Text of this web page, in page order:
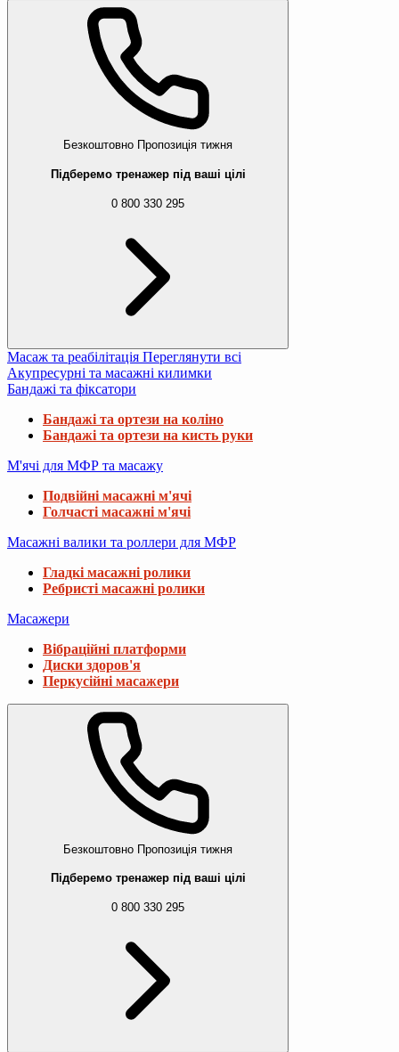
Безкоштовно Пропозиція тижня
Підберемо тренажер під ваші цілі
0 800 330 295
Масаж та реабілітація Переглянути всі
Акупресурні та масажні килимки
Бандажі та фіксатори
Бандажі та ортези на коліно
Бандажі та ортези на кисть руки
М'ячі для МФР та масажу
Подвійні масажні м'ячі
Голчасті масажні м'ячі
Масажні валики та роллери для МФР
Гладкі масажні ролики
Ребристі масажні ролики
Масажери
Вібраційні платформи
Диски здоров'я
Перкусійні масажери
Безкоштовно Пропозиція тижня
Підберемо тренажер під ваші цілі
0 800 330 295